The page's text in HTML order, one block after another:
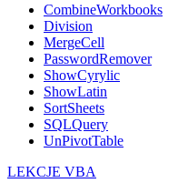
CombineWorkbooks
Division
MergeCell
PasswordRemover
ShowCyrylic
ShowLatin
SortSheets
SQLQuery
UnPivotTable
LEKCJE VBA